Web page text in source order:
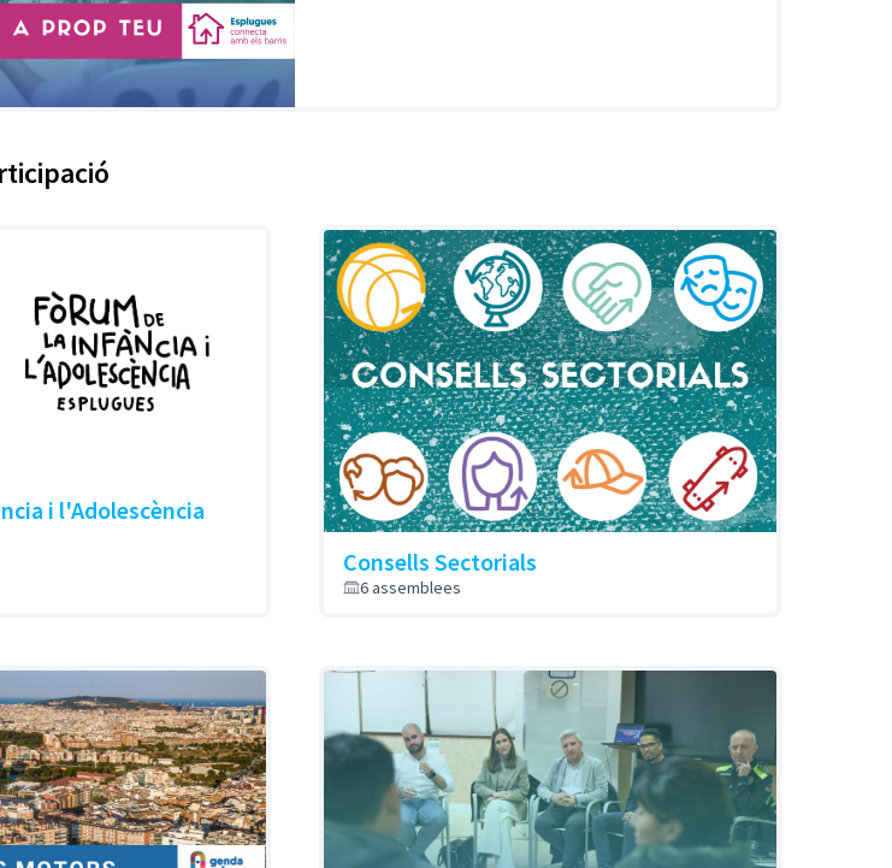
i l'Adolescència
Consells Sectorials
6 assemblees